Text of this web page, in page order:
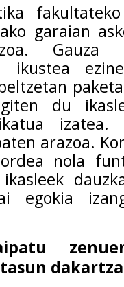
garaian
Gauza
ikustea
du
arazoa.
nola
egokia